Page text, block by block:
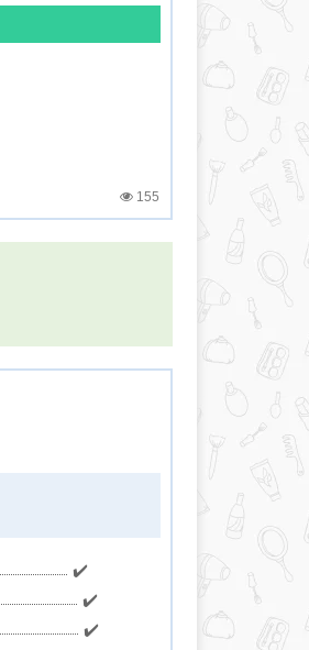
155
✔️
✔️
✔️